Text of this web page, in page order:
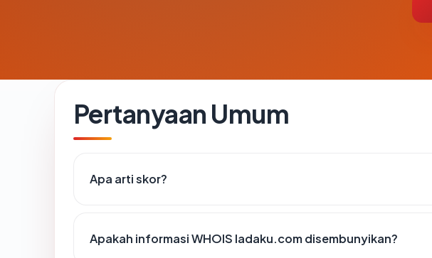
Pertanyaan Umum
Apa arti skor?
Apakah informasi WHOIS ladaku.com disembunyikan?